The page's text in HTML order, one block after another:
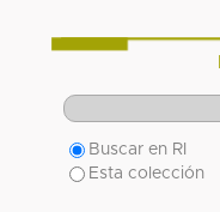
Buscar en RI
Esta colección